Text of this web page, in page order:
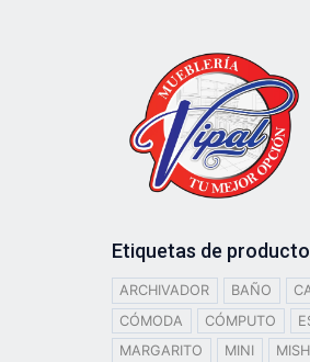
Etiquetas de producto
ARCHIVADOR BAÑO
CÓMODA
CÓMPUTO
MARGARITO
MINI